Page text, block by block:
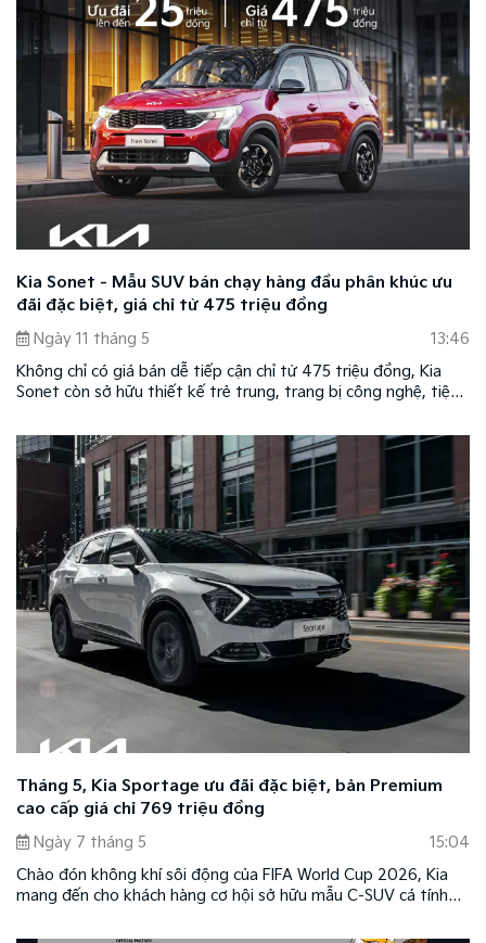
Kia Sonet - Mẫu SUV bán chạy hàng đầu phân khúc ưu
đãi đặc biệt, giá chỉ từ 475 triệu đồng
Ngày 11 tháng 5
13:46
Không chỉ có giá bán dễ tiếp cận chỉ từ 475 triệu đồng, Kia
Sonet còn sở hữu thiết kế trẻ trung, trang bị công nghệ, tiện
dụng thực tế.
Tháng 5, Kia Sportage ưu đãi đặc biệt, bản Premium
cao cấp giá chỉ 769 triệu đồng
Ngày 7 tháng 5
15:04
Chào đón không khí sôi động của FIFA World Cup 2026, Kia
mang đến cho khách hàng cơ hội sở hữu mẫu C-SUV cá tính